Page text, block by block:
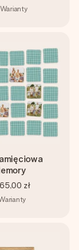
Warianty
65,00 zł